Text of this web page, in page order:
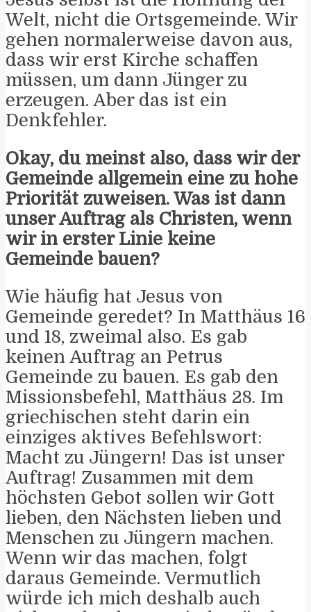
Welt, nicht die Ortsgemeinde. Wir
gehen normalerweise davon aus,
dass wir erst Kirche schaffen
müssen, um dann Jünger zu
erzeugen. Aber das ist ein
Denkfehler.
Okay, du meinst also, dass wir der
Gemeinde allgemein eine zu hohe
Priorität zuweisen. Was ist dann
unser Auftrag als Christen, wenn
wir in erster Linie keine
Gemeinde bauen?
Wie häufig hat Jesus von
Gemeinde geredet? In Matthäus 16
und 18, zweimal also. Es gab
keinen Auftrag an Petrus
Gemeinde zu bauen. Es gab den
Missionsbefehl, Matthäus 28. Im
griechischen steht darin ein
einziges aktives Befehlswort:
Macht zu Jüngern! Das ist unser
Auftrag! Zusammen mit dem
höchsten Gebot sollen wir Gott
lieben, den Nächsten lieben und
Menschen zu Jüngern machen.
Wenn wir das machen, folgt
daraus Gemeinde. Vermutlich
würde ich mich deshalb auch